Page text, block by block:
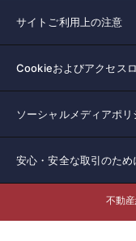
サイトご利用上の注意
Cookieおよびアクセス
ソーシャルメディアポリ
安心・安全な取引のため
不動